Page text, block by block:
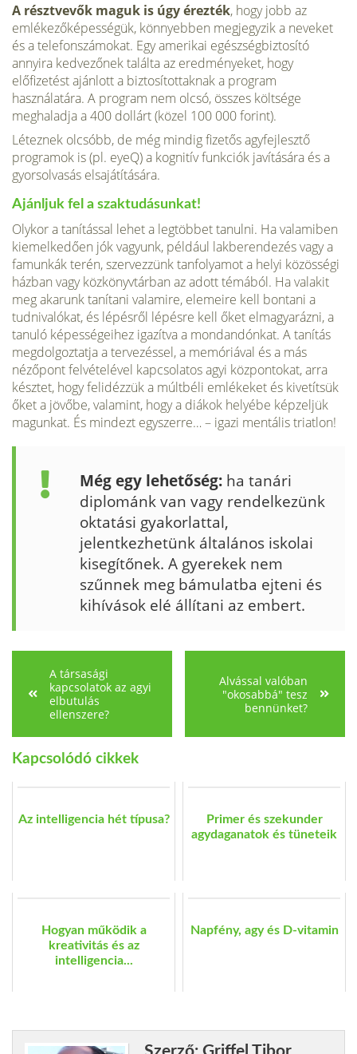
A résztvevők maguk is úgy érezték, hogy jobb az
emlékezőképességük, könnyebben megjegyzik a neveket
és a telefonszámokat. Egy amerikai egészségbiztosító
annyira kedvezőnek találta az eredményeket, hogy
előfizetést ajánlott a biztosítottaknak a program
használatára. A program nem olcsó, összes költsége
meghaladja a 400 dollárt (közel 100 000 forint).
Léteznek olcsóbb, de még mindig fizetős agyfejlesztő
programok is (pl. eyeQ) a kognitív funkciók javítására és a
gyorsolvasás elsajátítására.
Ajánljuk fel a szaktudásunkat!
Olykor a tanítással lehet a legtöbbet tanulni. Ha valamiben
kiemelkedően jók vagyunk, például lakberendezés vagy a
famunkák terén, szervezzünk tanfolyamot a helyi közösségi
házban vagy közkönyvtárban az adott témából. Ha valakit
meg akarunk tanítani valamire, elemeire kell bontani a
tudnivalókat, és lépésről lépésre kell őket elmagyarázni, a
tanuló képességeihez igazítva a mondandónkat. A tanítás
megdolgoztatja a tervezéssel, a memóriával és a más
nézőpont felvételével kapcsolatos agyi központokat, arra
késztet, hogy felidézzük a múltbéli emlékeket és kivetítsük
őket a jövőbe, valamint, hogy a diákok helyébe képzeljük
magunkat. És mindezt egyszerre… – igazi mentális triatlon!
Még egy lehetőség: ha tanári
diplománk van vagy rendelkezünk
oktatási gyakorlattal,
jelentkezhetünk általános iskolai
kisegítőnek. A gyerekek nem
szűnnek meg bámulatba ejteni és
kihívások elé állítani az embert.
A társasági
kapcsolatok az agyi
elbutulás
ellenszere?
Alvással valóban
"okosabbá" tesz
bennünket?
Kapcsolódó cikkek
Az intelligencia hét típusa?
Primer és szekunder
agydaganatok és tüneteik
Hogyan működik a
kreativitás és az
intelligencia...
Napfény, agy és D-vitamin